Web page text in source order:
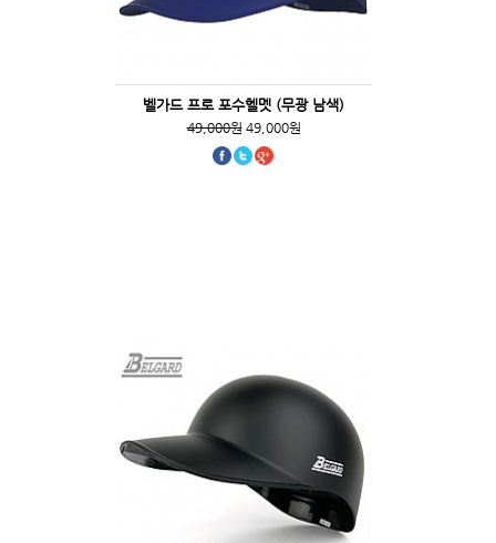
벨가드 프로 포수헬멧 (무광 남색)
49,000원49,000원